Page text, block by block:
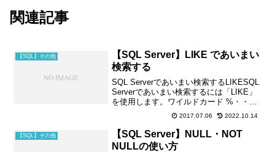
関連記事
【SQL】その他
【SQL Server】LIKE であいまい
検索する
SQL Serverであいまい検索するLIKESQL
Serverであいまい検索するには「LIKE」
を使用します。ワイルドカード %・・・
複数文字用 _（アンダーバー）・・・1文
字のみ ・・・除外参照：LIKE (Transact-
SQL)...
2017.07.06 2022.10.14
【SQL】その他
【SQL Server】NULL・NOT
NULLの使い方